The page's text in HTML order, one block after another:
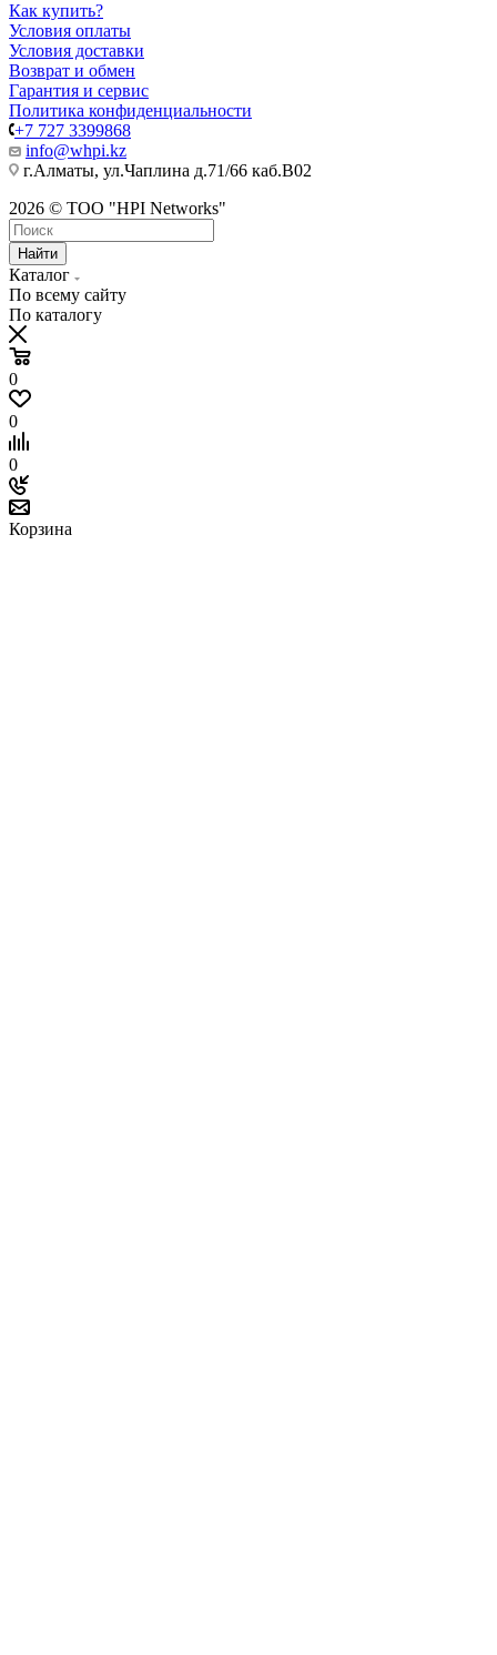
Как купить?
Условия оплаты
Условия доставки
Возврат и обмен
Гарантия и сервис
Политика конфиденциальности
+7 727 3399868
info@whpi.kz
г.Алматы, ул.Чаплина д.71/66 каб.B02
2026 © ТОО "HPI Networks"
Найти
Каталог
По всему сайту
По каталогу
0
0
0
Корзина